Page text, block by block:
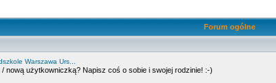
Forum ogólne
Warszawa Urs...
nową użytkowniczką? Napisz coś o sobie i swojej rodzinie! :-)